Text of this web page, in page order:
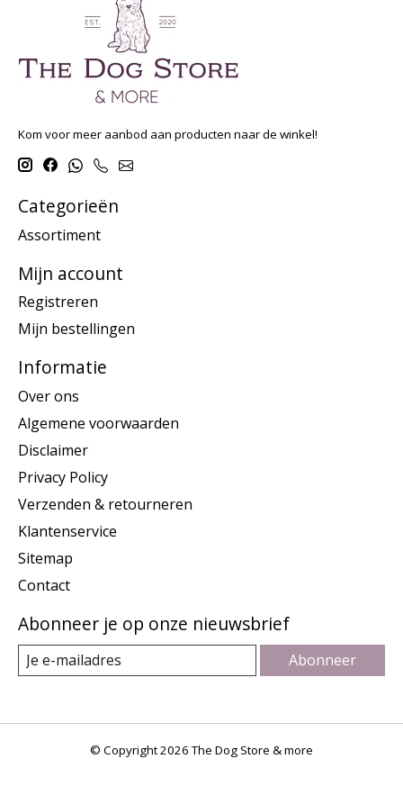
Kom voor meer aanbod aan producten naar de winkel!
Categorieën
Assortiment
Mijn account
Registreren
Mijn bestellingen
Informatie
Over ons
Algemene voorwaarden
Disclaimer
Privacy Policy
Verzenden & retourneren
Klantenservice
Sitemap
Contact
Abonneer je op onze nieuwsbrief
Abonneer
© Copyright 2026 The Dog Store & more